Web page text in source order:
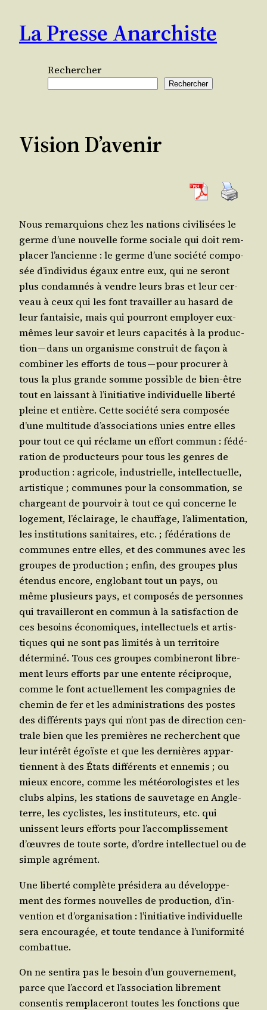
contenu
La Presse Anarchiste
Rechercher
Rechercher
Vision D’avenir
Nous remar­quions chez les nations civi­li­sées le
germe d’une nou­velle forme sociale qui doit rem­
pla­cer l’an­cienne : le germe d’une socié­té com­po­
sée d’in­di­vi­dus égaux entre eux, qui ne seront
plus condam­nés à vendre leurs bras et leur cer­
veau à ceux qui les font tra­vailler au hasard de
leur fan­tai­sie, mais qui pour­ront employer eux-
mêmes leur savoir et leurs capa­ci­tés à la pro­duc­
tion — dans un orga­nisme construit de façon à
com­bi­ner les efforts de tous — pour pro­cu­rer à
tous la plus grande somme pos­sible de bien-être
tout en lais­sant à l’i­ni­tia­tive indi­vi­duelle liber­té
pleine et entière. Cette socié­té sera com­po­sée
d’une mul­ti­tude d’as­so­cia­tions unies entre elles
pour tout ce qui réclame un effort com­mun : fédé­
ra­tion de pro­duc­teurs pour tous les genres de
pro­duc­tion : agri­cole, indus­trielle, intel­lec­tuelle,
artis­tique ; com­munes pour la consom­ma­tion, se
char­geant de pour­voir à tout ce qui concerne le
loge­ment, l’é­clai­rage, le chauf­fage, l’a­li­men­ta­tion,
les ins­ti­tu­tions sani­taires, etc. ; fédé­ra­tions de
com­munes entre elles, et des com­munes avec les
groupes de pro­duc­tion ; enfin, des groupes plus
éten­dus encore, englo­bant tout un pays, ou
même plu­sieurs pays, et com­po­sés de per­sonnes
qui tra­vaille­ront en com­mun à la satis­fac­tion de
ces besoins éco­no­miques, intel­lec­tuels et artis­
tiques qui ne sont pas limi­tés à un ter­ri­toire
déter­mi­né. Tous ces groupes com­bi­ne­ront libre­
ment leurs efforts par une entente réci­proque,
comme le font actuel­le­ment les com­pa­gnies de
che­min de fer et les admi­nis­tra­tions des postes
des dif­fé­rents pays qui n’ont pas de direc­tion cen­
trale bien que les pre­mières ne recherchent que
leur inté­rêt égoïste et que les der­nières appar­
tiennent à des États dif­fé­rents et enne­mis ; ou
mieux encore, comme les météo­ro­lo­gistes et les
clubs alpins, les sta­tions de sau­ve­tage en Angle­
terre, les cyclistes, les ins­ti­tu­teurs, etc. qui
unissent leurs efforts pour l’ac­com­plis­se­ment
d’œuvres de toute sorte, d’ordre intel­lec­tuel ou de
simple agrément.
Une liber­té com­plète pré­si­de­ra au déve­lop­pe­
ment des formes nou­velles de pro­duc­tion, d’in­
ven­tion et d’or­ga­ni­sa­tion : l’i­ni­tia­tive indi­vi­duelle
sera encou­ra­gée, et toute ten­dance à l’u­ni­for­mi­té
combattue.
On ne sen­ti­ra pas le besoin d’un gou­ver­ne­ment,
parce que l’ac­cord et l’as­so­cia­tion libre­ment
consen­tis rem­pla­ce­ront toutes les fonc­tions que